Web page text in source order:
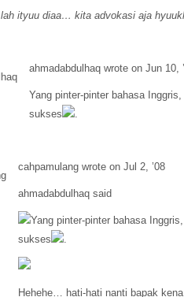
lah ityuu diaa… kita advokasi aja
ahmadabdulhaq wrote on Jun 10,
Yang pinter-pinter bahasa
sukses
.
cahpamulang wrote on Jul 2, ’08
ahmadabdulhaq said
Yang pinter-pinter bahasa
sukses
.
Hehehe… hati-hati nanti bapak